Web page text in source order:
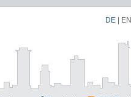
DE EN